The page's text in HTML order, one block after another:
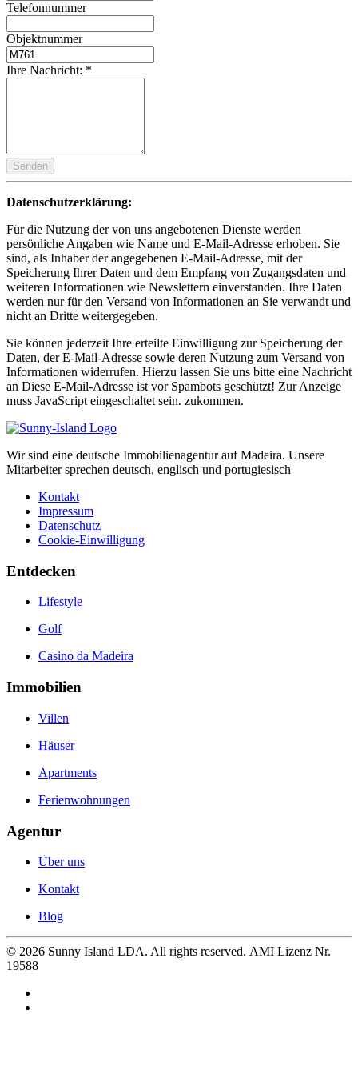
Telefonnummer
Objektnummer
Ihre Nachricht: *
Senden
Datenschutzerklärung:
Für die Nutzung der von uns angebotenen Dienste werden
persönliche Angaben wie Name und E-Mail-Adresse erhoben. Sie
sind, als Inhaber der angegebenen E-Mail-Adresse, mit der
Speicherung Ihrer Daten und dem Empfang von Zugangsdaten und
weiteren Informationen wie Newslettern einverstanden. Ihre Daten
werden nur für den Versand von Informationen an Sie verwandt und
nicht an Dritte weitergegeben.
Sie können jederzeit Ihre erteilte Einwilligung zur Speicherung der
Daten, der E-Mail-Adresse sowie deren Nutzung zum Versand von
Informationen widerrufen. Hierzu lassen Sie uns bitte eine Nachricht
an Diese E-Mail-Adresse ist vor Spambots geschützt! Zur Anzeige
muss JavaScript eingeschaltet sein. zukommen.
Wir sind eine deutsche Immobilienagentur auf Madeira. Unsere
Mitarbeiter sprechen deutsch, englisch und portugiesisch
Kontakt
Impressum
Datenschutz
Cookie-Einwilligung
Entdecken
Lifestyle
Golf
Casino da Madeira
Immobilien
Villen
Häuser
Apartments
Ferienwohnungen
Agentur
Über uns
Kontakt
Blog
© 2026 Sunny Island LDA. All rights reserved. AMI Lizenz Nr.
19588